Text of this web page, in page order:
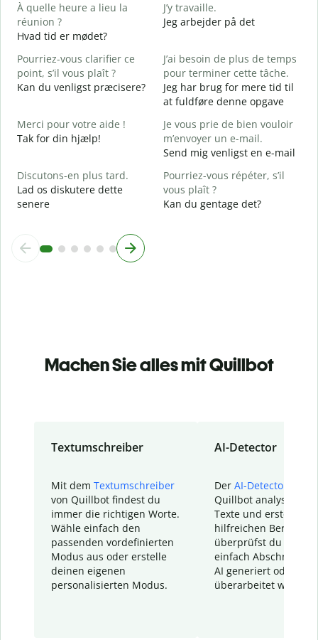
À quelle heure a lieu la
réunion ?
Hvad tid er mødet?
J’y travaille.
Jeg arbejder på det
Pourriez-vous clarifier ce
point, s’il vous plaît ?
Kan du venligst præcisere?
J’ai besoin de plus de temps
pour terminer cette tâche.
Jeg har brug for mere tid til
at fuldføre denne opgave
Merci pour votre aide !
Tak for din hjælp!
Je vous prie de bien vouloir
m’envoyer un e-mail.
Send mig venligst en e-mail
Discutons-en plus tard.
Lad os diskutere dette
senere
Pourriez-vous répéter, s’il
vous plaît ?
Kan du gentage det?
Machen Sie alles mit Quillbot
Textumschreiber
Mit dem Textumschreiber
von Quillbot findest du
immer die richtigen Worte.
Wähle einfach den
passenden vordefinierten
Modus aus oder erstelle
deinen eigenen
personalisierten Modus.
AI-Detector
Der AI-Detector
Quillbot analysiert
Texte und erstellt
hilfreichen Bericht.
überprüfst du
einfach Abschnitte,
AI generiert oder
überarbeitet wurden.